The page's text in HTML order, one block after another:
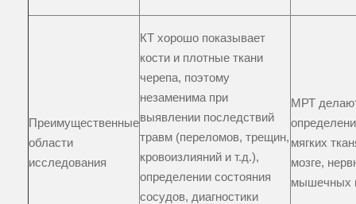
Преимущественные
области
исследования
КТ хорошо показывает
кости и плотные ткани
черепа, поэтому
незаменима при
выявлении последствий
травм (переломов, трещин,
кровоизлияний и т.д.),
определении состояния
сосудов, диагностики
МРТ
мягких
мозге,
мышечных